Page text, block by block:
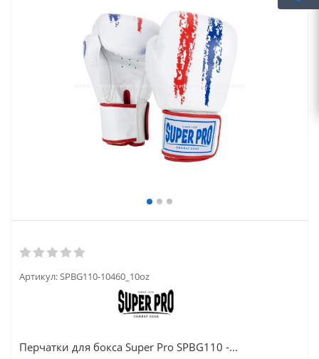
Артикул:SPBG110-10460_10oz
Перчатки для бокса Super Pro SPBG110 -...